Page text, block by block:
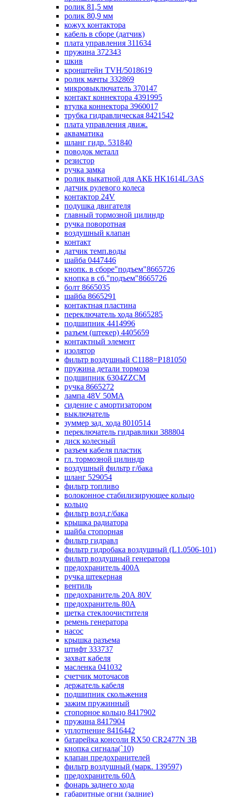
ролик 81,5 мм
ролик 80,9 мм
кожух контактора
кабель в сборе (датчик)
плата управления 311634
пружина 372343
шкив
кронштейн TVH/5018619
ролик мачты 332869
микровыключатель 370147
контакт коннектора 4391995
втулка коннектора 3960017
трубка гидравлическая 8421542
плата управления движ.
акваматика
шланг гидр. 531840
поводок металл
резистор
ручка замка
ролик выкатной для АКБ HK1614L/3AS
датчик рулевого колеса
контактор 24V
подушка двигателя
главный тормозной цилиндр
ручка поворотная
воздушный клапан
контакт
датчик темп.воды
шайба 0447446
кнопк. в сборе"подъем"8665726
кнопка в сб."подъем"8665726
болт 8665035
шайба 8665291
контактная пластина
переключатель хода 8665285
подшипник 4414996
разъем (штекер) 4405659
контактный элемент
изолятор
фильтр воздушный С1188=P181050
пружина детали тормоза
подшипник 6304ZZCM
ручка 8665272
лампа 48V 50МА
сидение с амортизатором
выключатель
зуммер зад. хода 8010514
переключатель гидравлики 388804
диск колесный
разъем кабеля пластик
гл. тормозной цилиндр
воздушный фильтр г/бака
шланг 529054
фильтр топливо
волоконное стабилизирующее кольцо
кольцо
фильтр возд.г/бака
крышка радиатора
шайба стопорная
фильтр гидравл
фильтр гидробака воздушный (L1.0506-101)
фильтр воздушный генератора
предохранитель 400А
ручка штекерная
вентиль
предохранитель 20А 80V
предохранитель 80А
щетка стеклоочистителя
ремень генератора
насос
крышка разъема
штифт 333737
захват кабеля
масленка 041032
счетчик моточасов
держатель кабеля
подшипник скольжения
зажим пружинный
стопорное кольцо 8417902
пружина 8417904
уплотнение 8416442
батарейка консоли RX50 CR2477N 3B
кнопка сигнала(`10)
клапан предохранителей
фильтр воздушный (марк. 139597)
предохранитель 60А
фонарь заднего хода
габаритные огни (задние)